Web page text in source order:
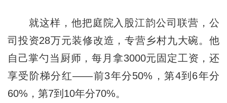
就这样，他把庭院入股江韵公司联营，公
司投资28万元装修改造，专营乡村九大碗。他
自己掌勺当厨师，每月拿3000元固定工资，还
享受阶梯分红——前3年分50%，第4到6年分
60%，第7到10年分70%。